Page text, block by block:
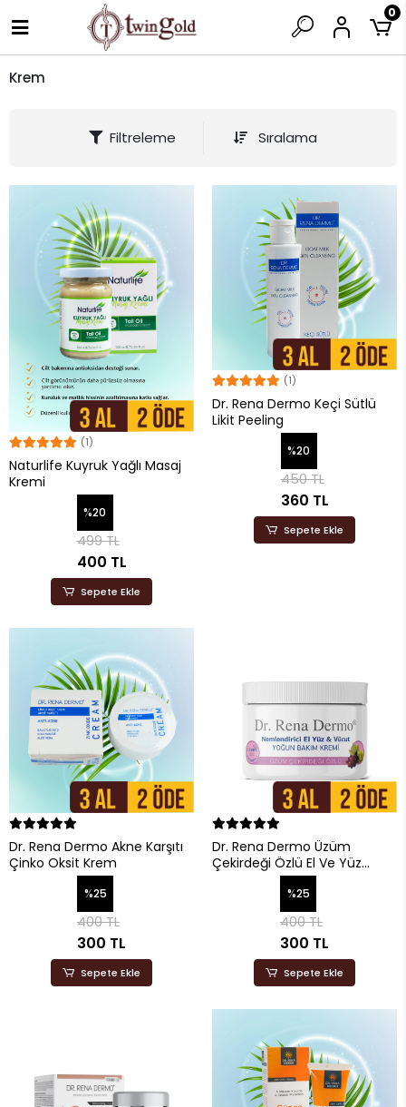
0
Krem
Filtreleme Sıralama
(1)
Naturlife Kuyruk Yağlı Masaj
Kremi
%20
499 TL
400 TL
Sepete Ekle
(1)
Dr. Rena Dermo Keçi Sütlü
Likit Peeling
%20
450 TL
360 TL
Sepete Ekle
Dr. Rena Dermo Akne Karşıtı
Çinko Oksit Krem
%25
400 TL
300 TL
Sepete Ekle
Dr. Rena Dermo Üzüm
Çekirdeği Özlü El Ve Yüz
Kremi - 250 ml
%25
400 TL
300 TL
Sepete Ekle